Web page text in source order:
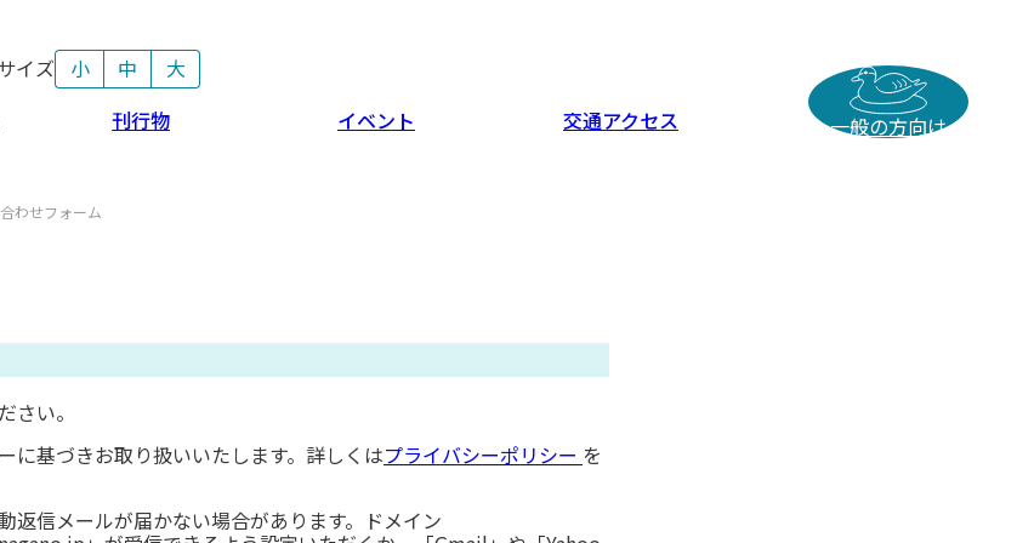
イズ 小 中
大
刊行物 イベント 交通アクセス 一般の方向け
わせフォーム
い。
に基づきお取り扱いいたします。詳しくはプライバシーポリシー を
返信メールが届かない場合があります。ドメイン